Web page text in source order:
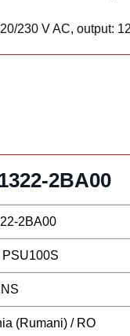
230 V AC, output:
2BA00
2BA00
PSU100S
(Rumani) / RO